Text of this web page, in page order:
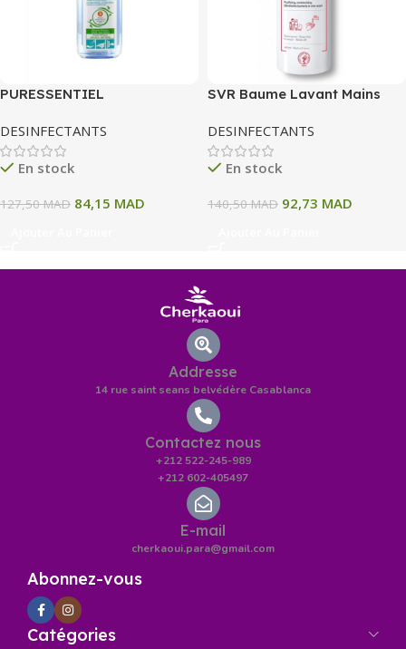
PURESSENTIEL
SPRAY ANTIBACTERIEN
MAINS ET SURFACES 3 HE
80ML
DESINFECTANTS
En stock
127,50MAD 84,15 MAD
SVR Baume Lavant Mains
DESINFECTANTS
En stock
140,50MAD 92,73 MAD
Addresse
14 rue saint seans belvédère Casablanca
Contactez nous
+212 522-245-989
+212 602-405497
E-mail
cherkaoui.para@gmail.com
Abonnez-vous
Catégories